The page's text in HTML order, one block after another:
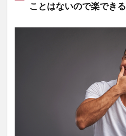
ことはないので楽できる